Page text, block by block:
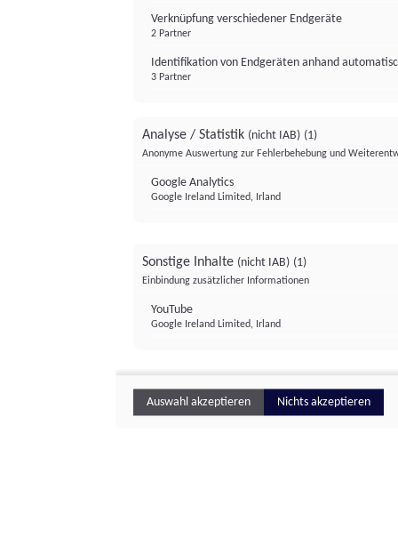
Verknüpfung verschiedener Endgeräte
2 Partner
Identifikation von Endgeräten anhand
3 Partner
Analyse / Statistik (nicht IAB) (1)
Anonyme Auswertung zur Fehlerbehebung und
Google Analytics
Google Ireland Limited, Irland
Sonstige Inhalte (nicht IAB) (1)
Einbindung zusätzlicher Informationen
YouTube
Google Ireland Limited, Irland
Auswahl akzeptieren Nichts akzeptieren